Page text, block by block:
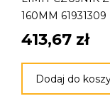
160MM 61931309
413,67 zł
Dodaj do